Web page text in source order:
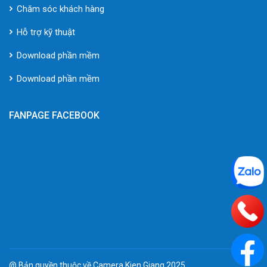
Chăm sóc khách hàng
Hỗ trợ kỹ thuật
Download phần mềm
Download phần mềm
FANPAGE FACEBOOK